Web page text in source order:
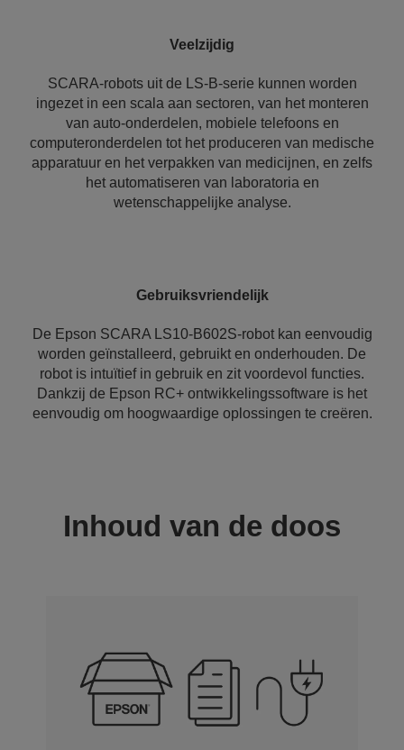
Veelzijdig
SCARA-robots uit de LS-B-serie kunnen worden
ingezet in een scala aan sectoren, van het monteren
van auto-onderdelen, mobiele telefoons en
computeronderdelen tot het produceren van medische
apparatuur en het verpakken van medicijnen, en zelfs
het automatiseren van laboratoria en
wetenschappelijke analyse.
Gebruiksvriendelijk
De Epson SCARA LS10-B602S-robot kan eenvoudig
worden geïnstalleerd, gebruikt en onderhouden. De
robot is intuïtief in gebruik en zit voordevol functies.
Dankzij de Epson RC+ ontwikkelingssoftware is het
eenvoudig om hoogwaardige oplossingen te creëren.
Inhoud van de doos